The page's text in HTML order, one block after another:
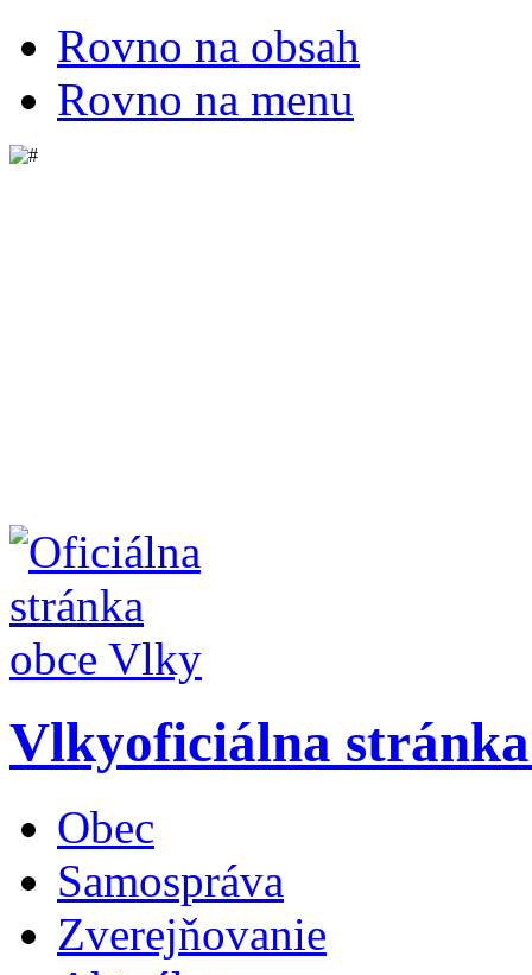
Rovno na obsah
Rovno na menu
Vlkyoficiálna
Obec
Samospráva
Zverejňovanie